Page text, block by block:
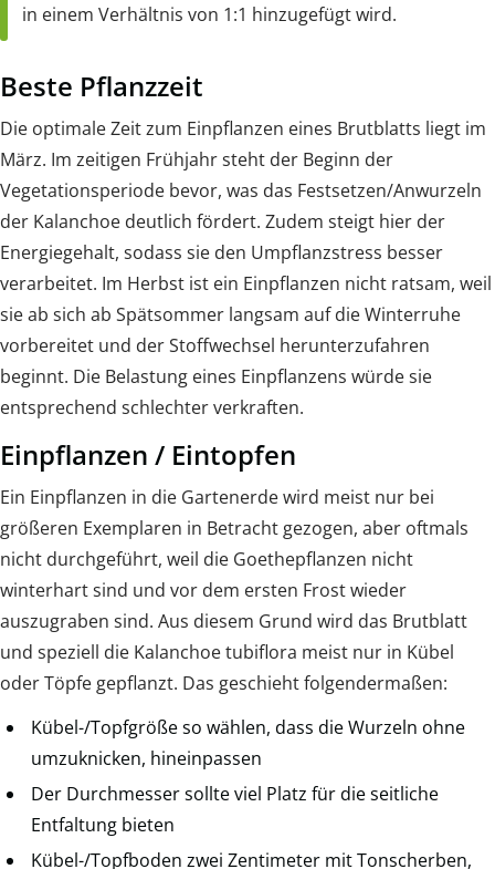
in einem Verhältnis von 1:1 hinzugefügt wird.
Beste Pflanzzeit
Die optimale Zeit zum Einpflanzen eines Brutblatts liegt im
März. Im zeitigen Frühjahr steht der Beginn der
Vegetationsperiode bevor, was das Festsetzen/Anwurzeln
der Kalanchoe deutlich fördert. Zudem steigt hier der
Energiegehalt, sodass sie den Umpflanzstress besser
verarbeitet. Im Herbst ist ein Einpflanzen nicht ratsam, weil
sie ab sich ab Spätsommer langsam auf die Winterruhe
vorbereitet und der Stoffwechsel herunterzufahren
beginnt. Die Belastung eines Einpflanzens würde sie
entsprechend schlechter verkraften.
Einpflanzen / Eintopfen
Ein Einpflanzen in die Gartenerde wird meist nur bei
größeren Exemplaren in Betracht gezogen, aber oftmals
nicht durchgeführt, weil die Goethepflanzen nicht
winterhart sind und vor dem ersten Frost wieder
auszugraben sind. Aus diesem Grund wird das Brutblatt
und speziell die Kalanchoe tubiflora meist nur in Kübel
oder Töpfe gepflanzt. Das geschieht folgendermaßen:
Kübel-/Topfgröße so wählen, dass die Wurzeln ohne
umzuknicken, hineinpassen
Der Durchmesser sollte viel Platz für die seitliche
Entfaltung bieten
Kübel-/Topfboden zwei Zentimeter mit Tonscherben,